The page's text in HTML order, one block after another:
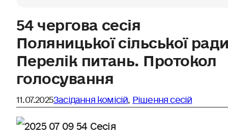
54 чергова сесія
Поляницької сільської
Перелік питань. Протокол
голосування
11.07.2025Засідання комісій Рішення сесій